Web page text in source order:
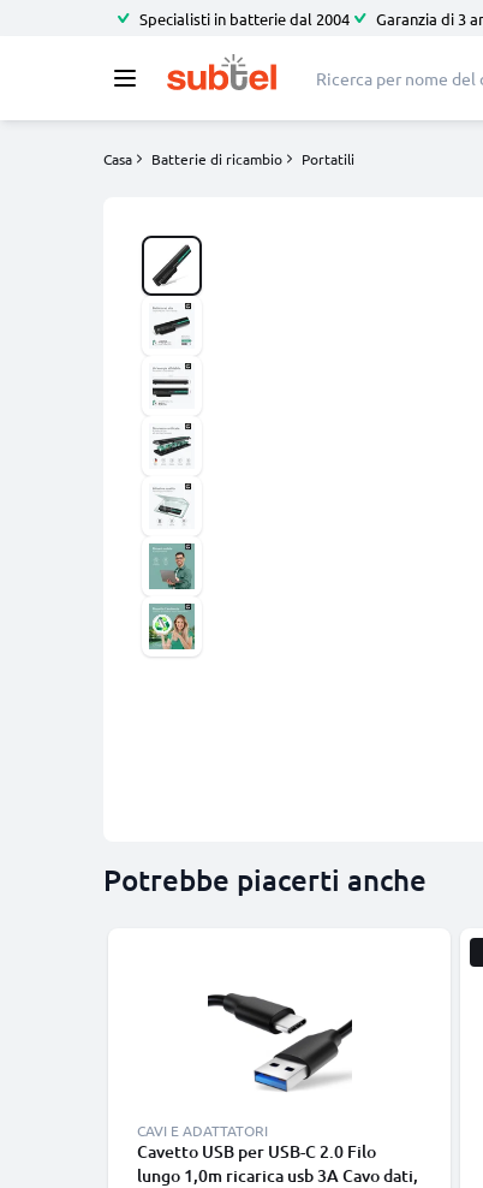
Specialisti in batterie dal 2004 Garanzia di 3
Casa Batterie di ricambio Portatili
Potrebbe piacerti anche
CAVI E ADATTATORI
Cavetto USB per USB-C 2.0 Filo
lungo 1,0m ricarica usb 3A Cavo dati,